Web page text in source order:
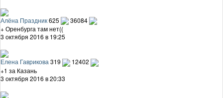
Алёна Праздник625
36084
+ Оренбурга там нет((
3 октября 2016 в 19:25
Елена Гаврикова 319
12402
+1 за Казань
3 октября 2016 в 20:33